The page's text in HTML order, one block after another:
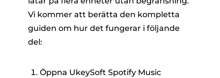
Vi kommer att berätta den kompletta
guiden om hur det fungerar i följande
del:
Öppna UkeySoft Spotify Music